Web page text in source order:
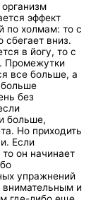
организм
эффект
по холмам: то с
сбегает вниз.
в йогу, то с
Промежутки
все больше, а
без
больше,
Но приходить
Если
он начинает
упражнений
внимательным и